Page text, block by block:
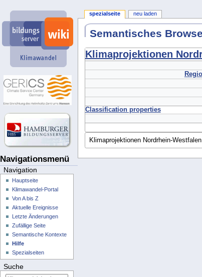
Semantisches
Klimaprojektionen
Classification properties
Navigationsmenü
spezialseite neu laden
Navigation
Hauptseite
Klimawandel-Portal
Von A bis Z
Aktuelle Ereignisse
Letzte Änderungen
Zufällige Seite
Semantische Kontexte
Hilfe
Spezialseiten
Suche